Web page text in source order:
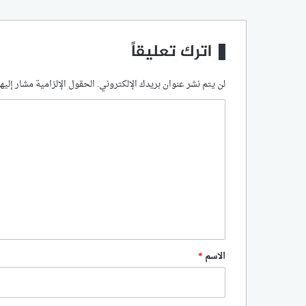
اترك تعليقاً
لن يتم نشر عنوان بريدك الإلكتروني.الحقول الإلزامية مشار
*
الاسم *